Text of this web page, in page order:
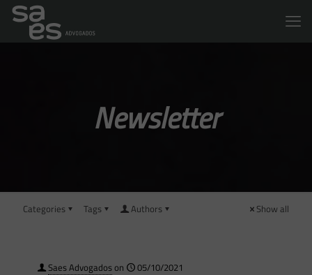
Newsletter
Categories Tags Authors Show all
Saes Advogadoson
05/10/2021